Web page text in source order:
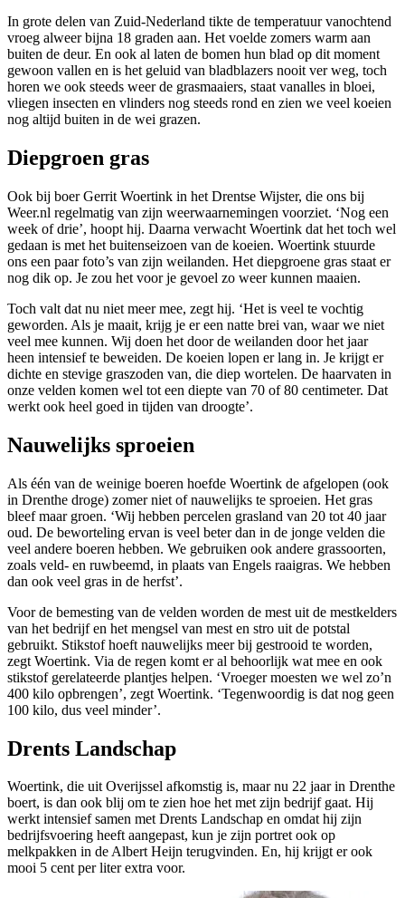
In grote delen van Zuid-Nederland tikte de temperatuur vanochtend
vroeg alweer bijna 18 graden aan. Het voelde zomers warm aan
buiten de deur. En ook al laten de bomen hun blad op dit moment
gewoon vallen en is het geluid van bladblazers nooit ver weg, toch
horen we ook steeds weer de grasmaaiers, staat vanalles in bloei,
vliegen insecten en vlinders nog steeds rond en zien we veel koeien
nog altijd buiten in de wei grazen.
Diepgroen gras
Ook bij boer Gerrit Woertink in het Drentse Wijster, die ons bij
Weer.nl regelmatig van zijn weerwaarnemingen voorziet. ‘Nog een
week of drie’, hoopt hij. Daarna verwacht Woertink dat het toch wel
gedaan is met het buitenseizoen van de koeien. Woertink stuurde
ons een paar foto’s van zijn weilanden. Het diepgroene gras staat er
nog dik op. Je zou het voor je gevoel zo weer kunnen maaien.
Toch valt dat nu niet meer mee, zegt hij. ‘Het is veel te vochtig
geworden. Als je maait, krijg je er een natte brei van, waar we niet
veel mee kunnen. Wij doen het door de weilanden door het jaar
heen intensief te beweiden. De koeien lopen er lang in. Je krijgt er
dichte en stevige graszoden van, die diep wortelen. De haarvaten in
onze velden komen wel tot een diepte van 70 of 80 centimeter. Dat
werkt ook heel goed in tijden van droogte’.
Nauwelijks sproeien
Als één van de weinige boeren hoefde Woertink de afgelopen (ook
in Drenthe droge) zomer niet of nauwelijks te sproeien. Het gras
bleef maar groen. ‘Wij hebben percelen grasland van 20 tot 40 jaar
oud. De beworteling ervan is veel beter dan in de jonge velden die
veel andere boeren hebben. We gebruiken ook andere grassoorten,
zoals veld- en ruwbeemd, in plaats van Engels raaigras. We hebben
dan ook veel gras in de herfst’.
Voor de bemesting van de velden worden de mest uit de mestkelders
van het bedrijf en het mengsel van mest en stro uit de potstal
gebruikt. Stikstof hoeft nauwelijks meer bij gestrooid te worden,
zegt Woertink. Via de regen komt er al behoorlijk wat mee en ook
stikstof gerelateerde plantjes helpen. ‘Vroeger moesten we wel zo’n
400 kilo opbrengen’, zegt Woertink. ‘Tegenwoordig is dat nog geen
100 kilo, dus veel minder’.
Drents Landschap
Woertink, die uit Overijssel afkomstig is, maar nu 22 jaar in Drenthe
boert, is dan ook blij om te zien hoe het met zijn bedrijf gaat. Hij
werkt intensief samen met Drents Landschap en omdat hij zijn
bedrijfsvoering heeft aangepast, kun je zijn portret ook op
melkpakken in de Albert Heijn terugvinden. En, hij krijgt er ook
mooi 5 cent per liter extra voor.